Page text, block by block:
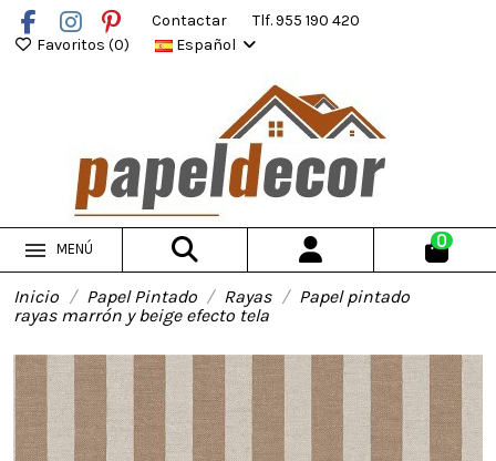
Contactar
Tlf. 955 190 420
Favoritos (0) Español
MENÚ 0
Inicio Papel Pintado Rayas
Papel pintado
rayas marrón y beige efecto tela